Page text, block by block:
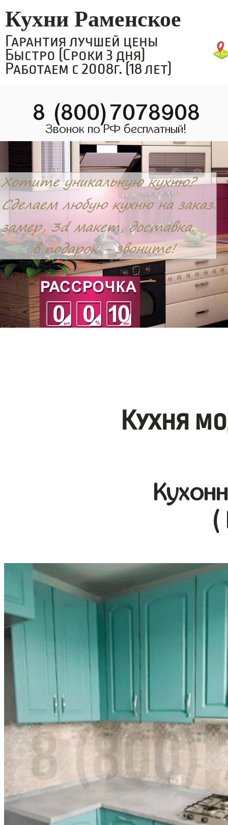
Кухни Раменское
Гарантия лучшей цены
Быстро (Сроки 3 дня)
Работаем с 2008г. (18 лет)
8 (800)7078908
Звонок по РФ бесплатный!
Кухня
(